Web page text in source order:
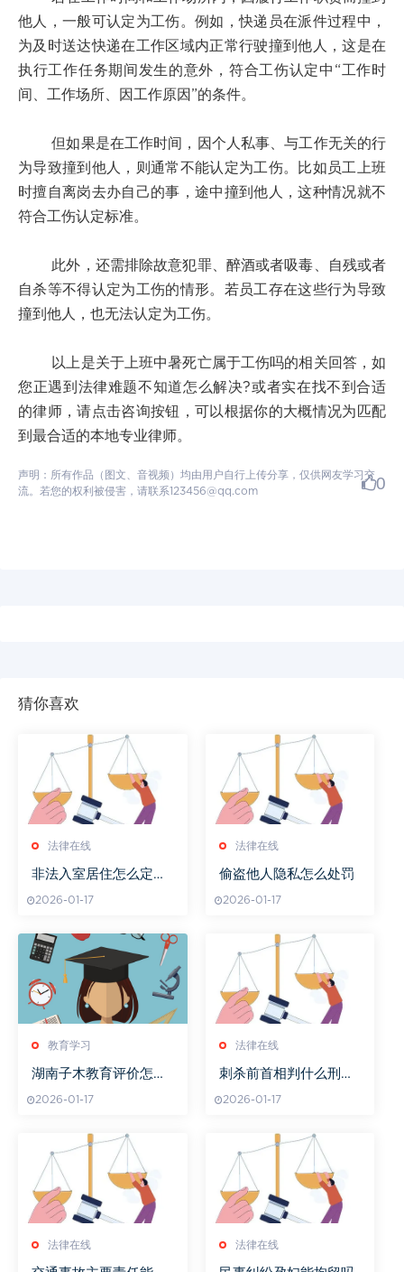
他人，一般可认定为工伤。例如，快递员在派件过程中，
为及时送达快递在工作区域内正常行驶撞到他人，这是在
执行工作任务期间发生的意外，符合工伤认定中“工作时
间、工作场所、因工作原因”的条件。
但如果是在工作时间，因个人私事、与工作无关的行
为导致撞到他人，则通常不能认定为工伤。比如员工上班
时擅自离岗去办自己的事，途中撞到他人，这种情况就不
符合工伤认定标准。
此外，还需排除故意犯罪、醉酒或者吸毒、自残或者
自杀等不得认定为工伤的情形。若员工存在这些行为导致
撞到他人，也无法认定为工伤。
以上是关于上班中暑死亡属于工伤吗的相关回答，如
您正遇到法律难题不知道怎么解决?或者实在找不到合适
的律师，请点击咨询按钮，可以根据你的大概情况为匹配
到最合适的本地专业律师。
声明：所有作品（图文、音视频）均由用户自行上传分享，仅供网友学习交
流。若您的权利被侵害，请联系123456@qq.com
0
猜你喜欢
法律在线
非法入室居住怎么定罪
2026-01-17
法律在线
偷盗他人隐私怎么处罚
2026-01-17
教育学习
湖南子木教育评价怎么
2026-01-17
法律在线
刺杀前首相判什么刑拘
2026-01-17
法律在线 法律在线